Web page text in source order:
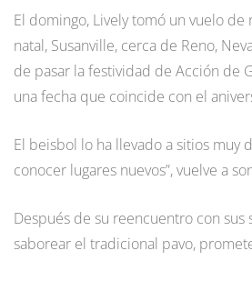
El domingo, Lively tomó un vuelo de
natal, Susanville, cerca de Reno,
de pasar la festividad de Acción de
una fecha que coincide con el
El beisbol lo ha llevado a sitios muy
conocer lugares nuevos”, vuelve a
Después de su reencuentro con sus
saborear el tradicional pavo,